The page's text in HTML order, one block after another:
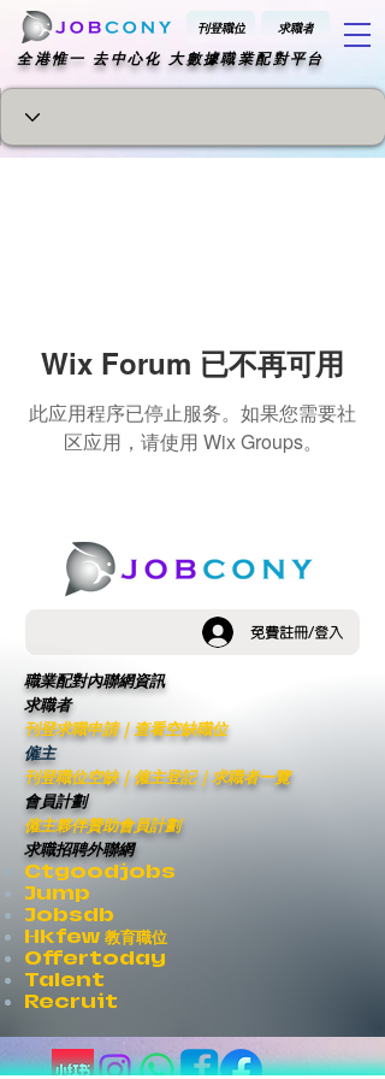
刊登職位 求職者
​全港惟一 去中心化 大數據職業配對平台
Wix Forum 已不再可用
此应用程序已停止服务。如果您需要社
区应用，请使用 Wix Groups。
免費註冊/登入
職業配對內聯網資訊
求職者
刊登求職申請｜ 查看空缺職位
僱主
刊登職位空缺｜僱主登記｜求職者一覽
會員計劃
僱主夥伴贊助會員計劃
求職招聘外聯網
Ctgoodjobs
Jump
Jobsdb
Hkfew 教育職位
Offertoday
Talent
Recruit